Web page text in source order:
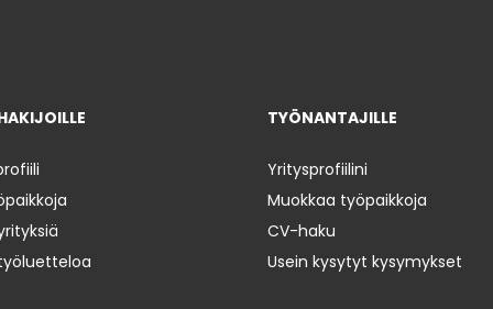
TYÖNANTAJILLE
Yritysprofiilini
Muokkaa työpaikkoja
CV-haku
Usein kysytyt kysymykset